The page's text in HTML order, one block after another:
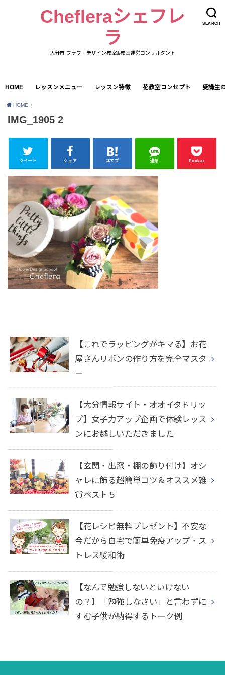
SEARCH
Chefleraシェフレ
ラ
大分市 フラワーデザイン教室&教室運営コンサルタント
HOME レッスンメニュー レッスン特徴 花教室コンセプト 受講生
HOME
IMG_1905 2
ツイート シェア はてブ 送る Pocket
【これでラッピングがキマる】お花
屋さんリボンの作り方を完全マスタ
ー
【大分情報サイト・オオイタドリッ
プ】女子力アップ企画で体験レッス
ンにお越しいただきました
【玄関・出窓・棚の飾り付け】オシ
ャレに飾る超簡単コツ＆オススメ雑
貨ベスト５
【花レシピ無料プレゼント】不安な
今だから自宅で簡単免疫アップ・ス
トレス緩和術
【なんで勉強しないといけない
の？】「勉強しなさい」と言わずに
すむ子供が納得するトーク例